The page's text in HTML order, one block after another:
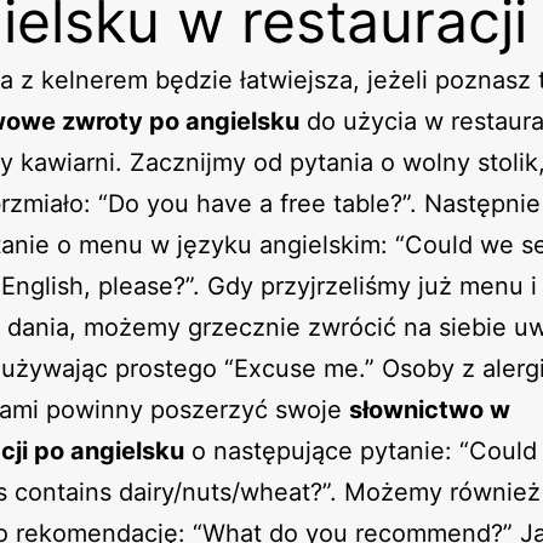
w restauracji
z kelnerem będzie łatwiejsza, jeżeli poznasz
zwroty po angielsku do użycia w
kawiarni. Zacznijmy od pytania o wolny
“Do you have a free table?”.
o menu w języku angielskim: “Could we
please?”. Gdy przyjrzeliśmy już menu i
możemy grzecznie zwrócić na siebie
prostego “Excuse me.” Osoby z
powinny poszerzyć swoje słownictwo w
po angielsku o następujące pytanie:
contains dairy/nuts/wheat?”. Możemy
rekomendację: “What do you recommend?”